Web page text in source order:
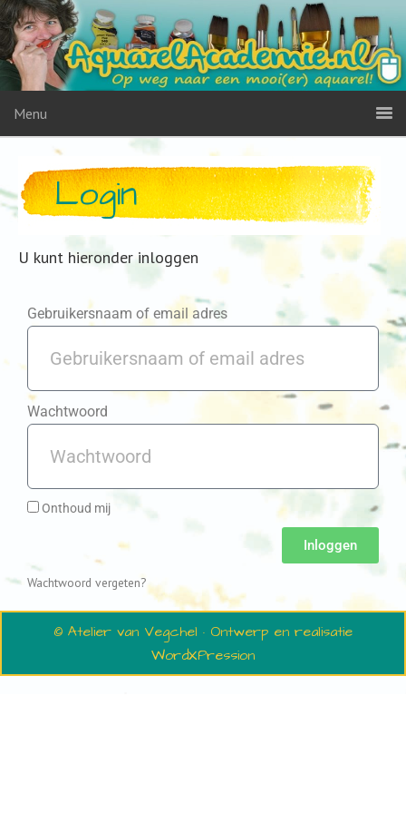
Menu
Login
U kunt hieronder inloggen
Gebruikersnaam of email adres
Wachtwoord
Onthoud mij
Inloggen
Wachtwoord vergeten?
© Atelier van Vegchel · Ontwerp en realisatie
WordXPression